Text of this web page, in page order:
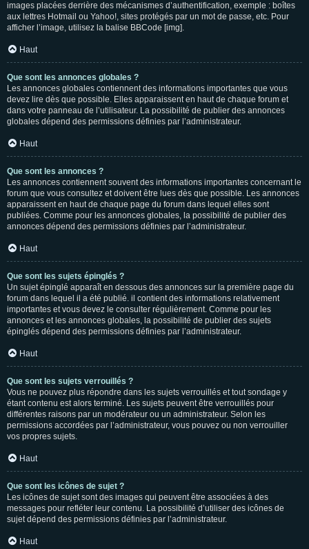
images placées derrière des mécanismes d’authentification, exemple : boîtes
aux lettres Hotmail ou Yahoo!, sites protégés par un mot de passe, etc. Pour
afficher l’image, utilisez la balise BBCode [img].
Haut
Que sont les annonces globales ?
Les annonces globales contiennent des informations importantes que vous
devez lire dès que possible. Elles apparaissent en haut de chaque forum et
dans votre panneau de l’utilisateur. La possibilité de publier des annonces
globales dépend des permissions définies par l’administrateur.
Haut
Que sont les annonces ?
Les annonces contiennent souvent des informations importantes concernant le
forum que vous consultez et doivent être lues dès que possible. Les annonces
apparaissent en haut de chaque page du forum dans lequel elles sont
publiées. Comme pour les annonces globales, la possibilité de publier des
annonces dépend des permissions définies par l’administrateur.
Haut
Que sont les sujets épinglés ?
Un sujet épinglé apparaît en dessous des annonces sur la première page du
forum dans lequel il a été publié. il contient des informations relativement
importantes et vous devez le consulter régulièrement. Comme pour les
annonces et les annonces globales, la possibilité de publier des sujets
épinglés dépend des permissions définies par l’administrateur.
Haut
Que sont les sujets verrouillés ?
Vous ne pouvez plus répondre dans les sujets verrouillés et tout sondage y
étant contenu est alors terminé. Les sujets peuvent être verrouillés pour
différentes raisons par un modérateur ou un administrateur. Selon les
permissions accordées par l’administrateur, vous pouvez ou non verrouiller
vos propres sujets.
Haut
Que sont les icônes de sujet ?
Les icônes de sujet sont des images qui peuvent être associées à des
messages pour refléter leur contenu. La possibilité d’utiliser des icônes de
sujet dépend des permissions définies par l’administrateur.
Haut